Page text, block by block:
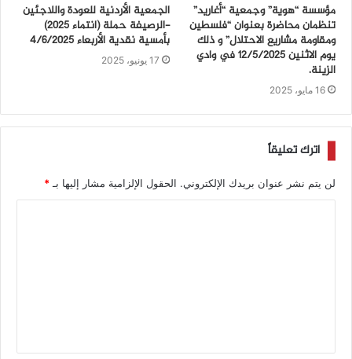
مؤسسة “هوية” وجمعية “أغاريد”
تنظمان محاضرة بعنوان “فلسطين
ومقاومة مشاريع الاحتلال” و ذلك
يوم الاثنين 12/5/2025 في وادي
الزينة.
16 مايو، 2025
الجمعية الأردنية للعودة واللاجئين
-الرصيفة حملة (انتماء ٢٠٢٥)
بأمسية نقدية الأربعاء ٤/٦/٢٠٢٥
17 يونيو، 2025
اترك تعليقاً
لن يتم نشر عنوان بريدك الإلكتروني. الحقول الإلزامية مشار إليها بـ *